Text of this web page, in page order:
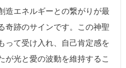
造エネルギーとの繋がりが最
奇跡のサインです。この神聖
って受け入れ、自己肯定感を
が光と愛の波動を維持するこ